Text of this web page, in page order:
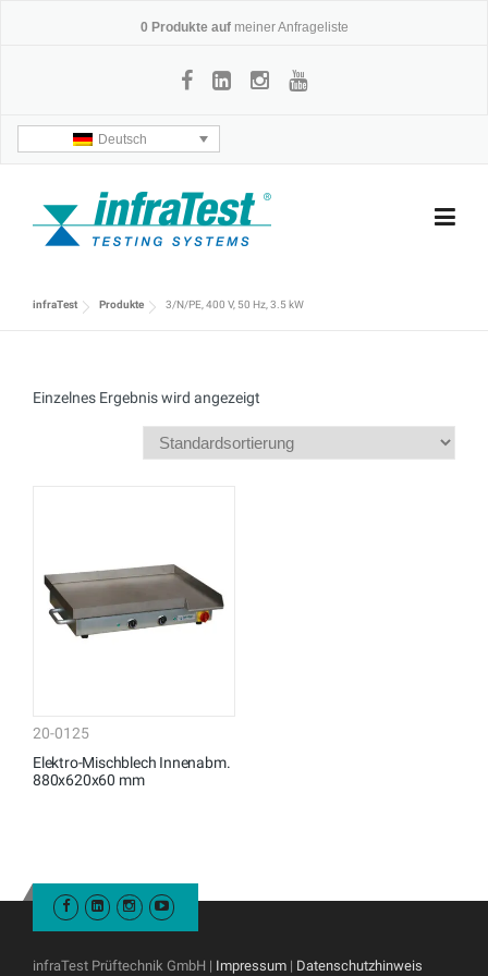
0 Produkte auf meiner Anfrageliste
Deutsch
infraTest Produkte 3/N/PE, 400 V, 50 Hz, 3.5 kW
Einzelnes Ergebnis wird angezeigt
20-0125
Elektro-Mischblech Innenabm.
880x620x60 mm
infraTest Prüftechnik GmbH | Impressum | Datenschutzhinweis